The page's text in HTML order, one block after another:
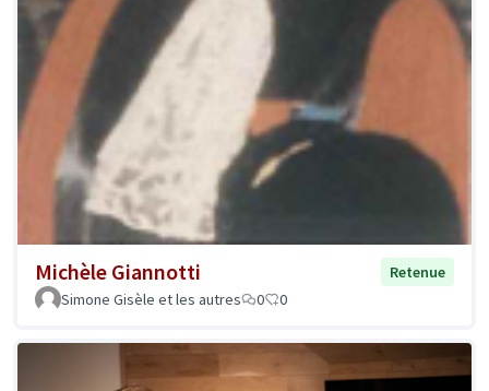
Michèle Giannotti
Retenue
Simone Gisèle et les autres
0 0